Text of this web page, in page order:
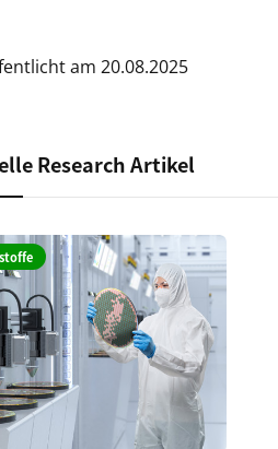
am 20.08.2025
Research Artikel